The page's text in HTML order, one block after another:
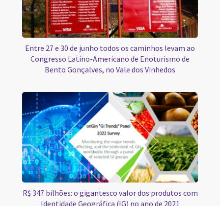
Entre 27 e 30 de junho todos os caminhos levam ao
Congresso Latino-Americano de Enoturismo de
Bento Gonçalves, no Vale dos Vinhedos
R$ 347 bilhões: o gigantesco valor dos produtos com
Identidade Geográfica (IG) no ano de 2021